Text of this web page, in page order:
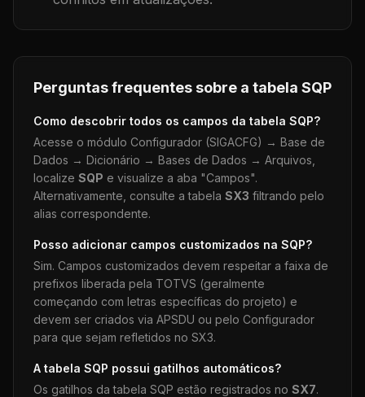
Perguntas frequentes sobre a tabela SQP
Como descobrir todos os campos da tabela SQP?
Acesse o módulo Configurador (SIGACFG) → Base de
Dados → Dicionário → Bases de Dados → Arquivos,
localize SQP e visualize a aba "Campos".
Alternativamente, consulte a tabela SX3 filtrando pelo
alias correspondente.
Posso adicionar campos customizados na SQP?
Sim. Campos customizados devem respeitar a faixa de
prefixos liberada pela TOTVS (geralmente
começando com letras específicas do projeto) e
devem ser criados via APSDU ou pelo Configurador
para que sejam refletidos no SX3.
A tabela SQP possui gatilhos automáticos?
Os gatilhos da tabela SQP estão registrados no SX7.